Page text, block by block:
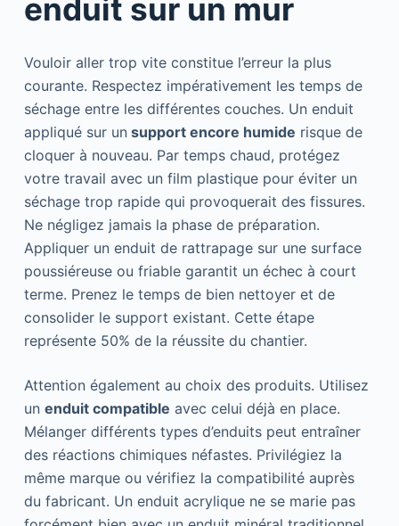
enduit sur un mur
Vouloir aller trop vite constitue l’erreur la plus
courante. Respectez impérativement les temps de
séchage entre les différentes couches. Un enduit
appliqué sur unsupport encore humide risque de
cloquer à nouveau. Par temps chaud, protégez
votre travail avec un film plastique pour éviter un
séchage trop rapide qui provoquerait des fissures.
Ne négligez jamais la phase de préparation.
Appliquer un enduit de rattrapage sur une surface
poussiéreuse ou friable garantit un échec à court
terme. Prenez le temps de bien nettoyer et de
consolider le support existant. Cette étape
représente 50% de la réussite du chantier.
Attention également au choix des produits. Utilisez
un enduit compatible avec celui déjà en place.
Mélanger différents types d’enduits peut entraîner
des réactions chimiques néfastes. Privilégiez la
même marque ou vérifiez la compatibilité auprès
du fabricant. Un enduit acrylique ne se marie pas